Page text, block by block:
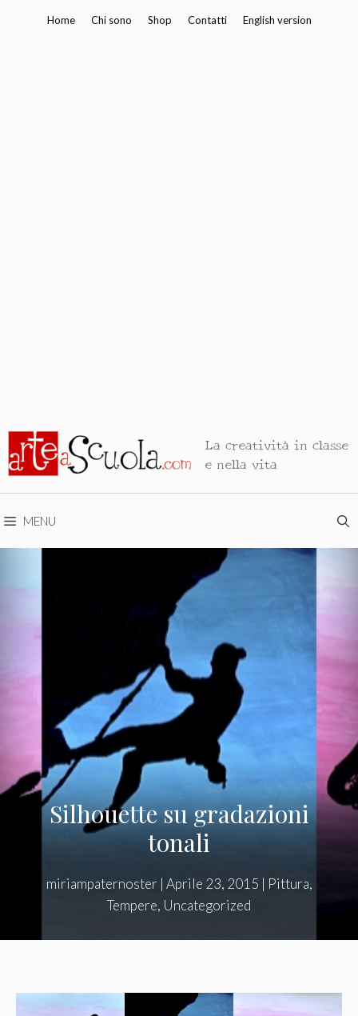
Home Chi sono Shop Contatti English version
La creatività in classe
e nella vita
MENU
Silhouette su gradazioni
tonali
miriampaternoster | Aprile 23, 2015 | Pittura,
Tempere, Uncategorized